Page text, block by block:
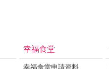
幸福食堂
幸福食堂申請資料